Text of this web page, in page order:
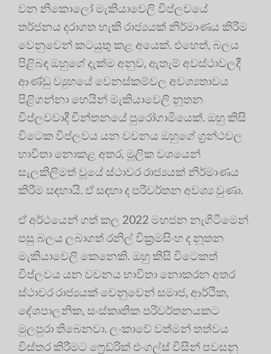
වන නිකොලෝ මැකියාවෙලි විප්ලවයේ
තර්ජනය දරාගත හැකි රාජ්‍යයක් නිර්මාණය කිරීම
වෙනුවෙන් කටයුතු කළ අයෙක්. එහෙත්, බලය
පිළිබඳ ඔහුගේ දැක්ම අනුව, ඇතැම් අවස්ථාවලදී
ආණ්ඩු ව්‍යුහයේ වෙනස්කම්වල අවශ්‍යතාවය
පිළිගන්නා හෙයින් මැකියාවෙලි නූතන
විප්ලවවාදී චින්තනයේ පුරෝගාමියෙක්. ඔහු කිසි
විටෙක විප්ලවය යන වචනය ඔහුගේ ග්‍රන්ථවල
භාවිතා නොකළ අතර, මූලික වශයෙන්
සැලකිලිමත් වූයේ ස්ථාවර රාජ්‍යයක් නිර්මාණය
කිරීම සඳහායි. ඒ සඳහා ද පරිවර්තන අවශ්‍ය වුණා.
ඒ අර්ථයෙන් ගත් කල 2022 මහජන නැගිටීමෙන්
පසු බලය ලබාගත් රනිල් වික්‍රමසිංහ ද නූතන
මැකියාවෙලි කෙනෙකි. ඔහු කිසි විටෙකත්
විප්ලවය යන වචනය භාවිතා නොකරන අතර
ස්ථාවර රාජ්‍යයක් වෙනුවෙන් සමාජ, ආර්ථික,
දේශපාලනික, සංස්කෘතික පරිවර්තනයකට
මුලපුරා තිබෙනවා. ලංකාවේ වත්මන් තත්වය
විස්තර කිරීමට ෆ්‍රෙඩ්රික් එංගල්ස් විසින් පවසනු